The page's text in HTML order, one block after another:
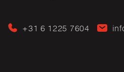
+31 6 1225 7604